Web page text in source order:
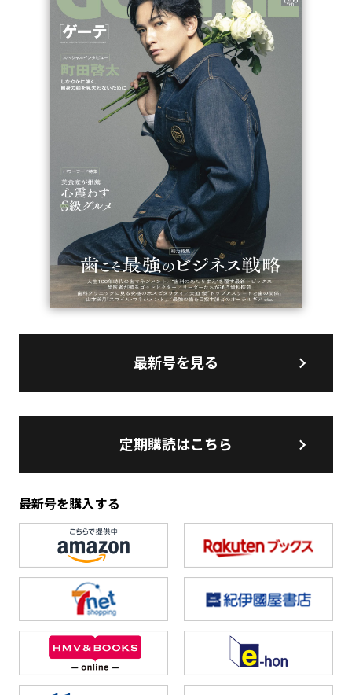
最新号を見る
定期購読はこちら
最新号を購入する